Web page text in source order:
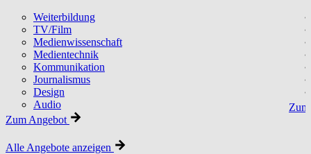
Weiterbildung
TV/Film
Medienwissenschaft
Medientechnik
Kommunikation
Journalismus
Design
Audio
Zum Angebot
Alle Angebote anzeigen